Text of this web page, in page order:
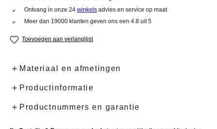
Ontvang in onze 24winkels advies en service op maat
Meer dan 19000 klanten geven ons een 4.8 uit 5
Toevoegen aan verlanglijst
Materiaal en afmetingen
Productinformatie
Productnummers en garantie